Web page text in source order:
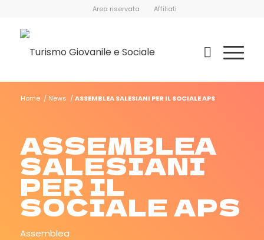
Area riservata Affiliati
Home / News / ASSEMBLEA SALESIANI PER IL SOCIALE APS
ASSEMBLEA
SALESIANI
PER IL
SOCIALE APS
Assemblea